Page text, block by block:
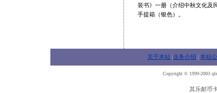
装书》一册（介绍中秋文化及
手提箱（银色）。
关于本站 业务介绍 本站
Copyright © 1999-2003
其乐邮币